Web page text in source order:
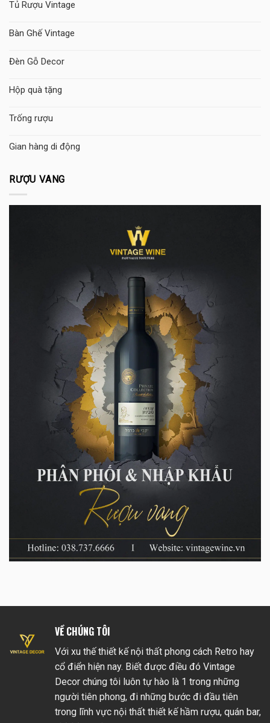
Tủ Rượu Vintage
Bàn Ghế Vintage
Đèn Gỗ Decor
Hộp quà tặng
Trống rượu
Gian hàng di động
RƯỢU VANG
VỀ CHÚNG TÔI
Với xu thế thiết kế nội thất phong cách Retro hay
cổ điển hiện nay. Biết được điều đó Vintage
Decor chúng tôi luôn tự hào là 1 trong những
người tiên phong, đi những bước đi đầu tiên
trong lĩnh vực nội thất thiết kế hầm rượu, quán bar,